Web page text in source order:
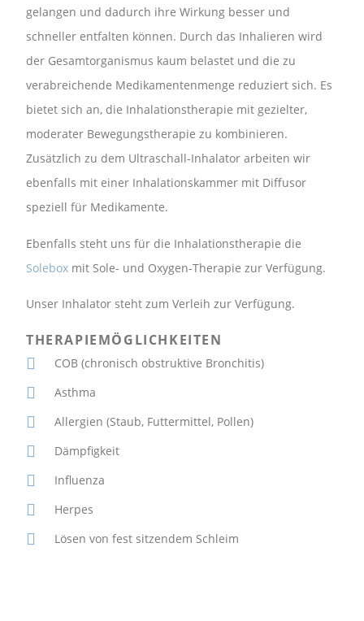
gelangen und dadurch ihre Wirkung besser und
schneller entfalten können. Durch das Inhalieren wird
der Gesamtorganismus kaum belastet und die zu
verabreichende Medikamentenmenge reduziert sich. Es
bietet sich an, die Inhalationstherapie mit gezielter,
moderater Bewegungstherapie zu kombinieren.
Zusätzlich zu dem Ultraschall-Inhalator arbeiten wir
ebenfalls mit einer Inhalationskammer mit Diffusor
speziell für Medikamente.
Ebenfalls steht uns für die Inhalationstherapie die
Solebox mit Sole- und Oxygen-Therapie zur Verfügung.
Unser Inhalator steht zum Verleih zur Verfügung.
THERAPIEMÖGLICHKEITEN
COB (chronisch obstruktive Bronchitis)
Asthma
Allergien (Staub, Futtermittel, Pollen)
Dämpfigkeit
Influenza
Herpes
Lösen von fest sitzendem Schleim